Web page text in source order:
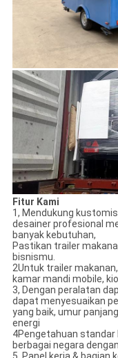
Fitur Kami
1, Mendukung
desainer profesional
banyak kebutuhan,
Pastikan trailer
bisnismu.
2Untuk trailer
kamar mandi mobile,
3, Dengan peralatan
dapat menyesuaikan
yang baik, umur
energi
4Pengetahuan
berbagai negara